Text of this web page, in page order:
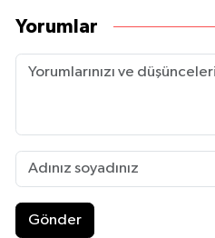
Yorumlar
Gönder